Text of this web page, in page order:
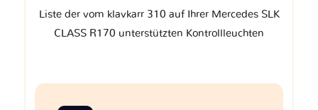
Liste der vom klavkarr 310 auf Ihrer Mercedes SLK
CLASS R170 unterstützten Kontrollleuchten